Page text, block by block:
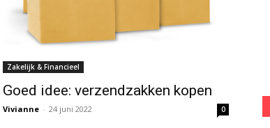
Zakelijk & Financieel
Goed idee: verzendzakken kopen
Vivianne - 24 juni 2022 0